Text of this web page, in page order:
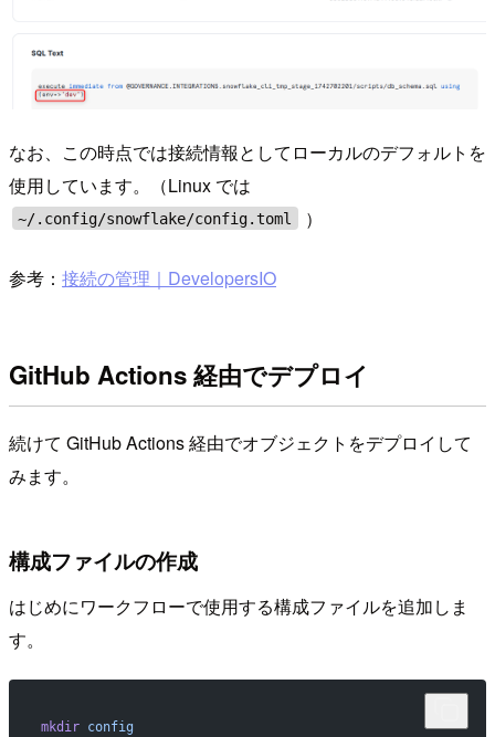
なお、この時点では接続情報としてローカルのデフォルトを
使用しています。（Linux では
~/.config/snowflake/config.toml ）
参考： 接続の管理｜DevelopersIO
GitHub Actions 経由でデプロイ
続けて GitHub Actions 経由でオブジェクトをデプロイして
みます。
構成ファイルの作成
はじめにワークフローで使用する構成ファイルを追加しま
す。
mkdir config